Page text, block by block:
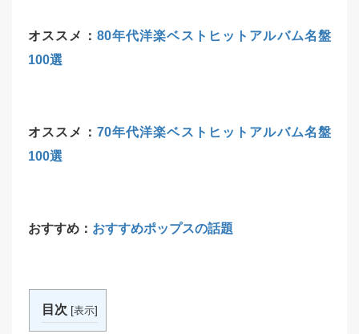
オススメ： 80年代洋楽ベストヒットアルバム名盤
100選
オススメ： 70年代洋楽ベストヒットアルバム名盤
100選
おすすめ： おすすめポップスの話題
目次 [表示]